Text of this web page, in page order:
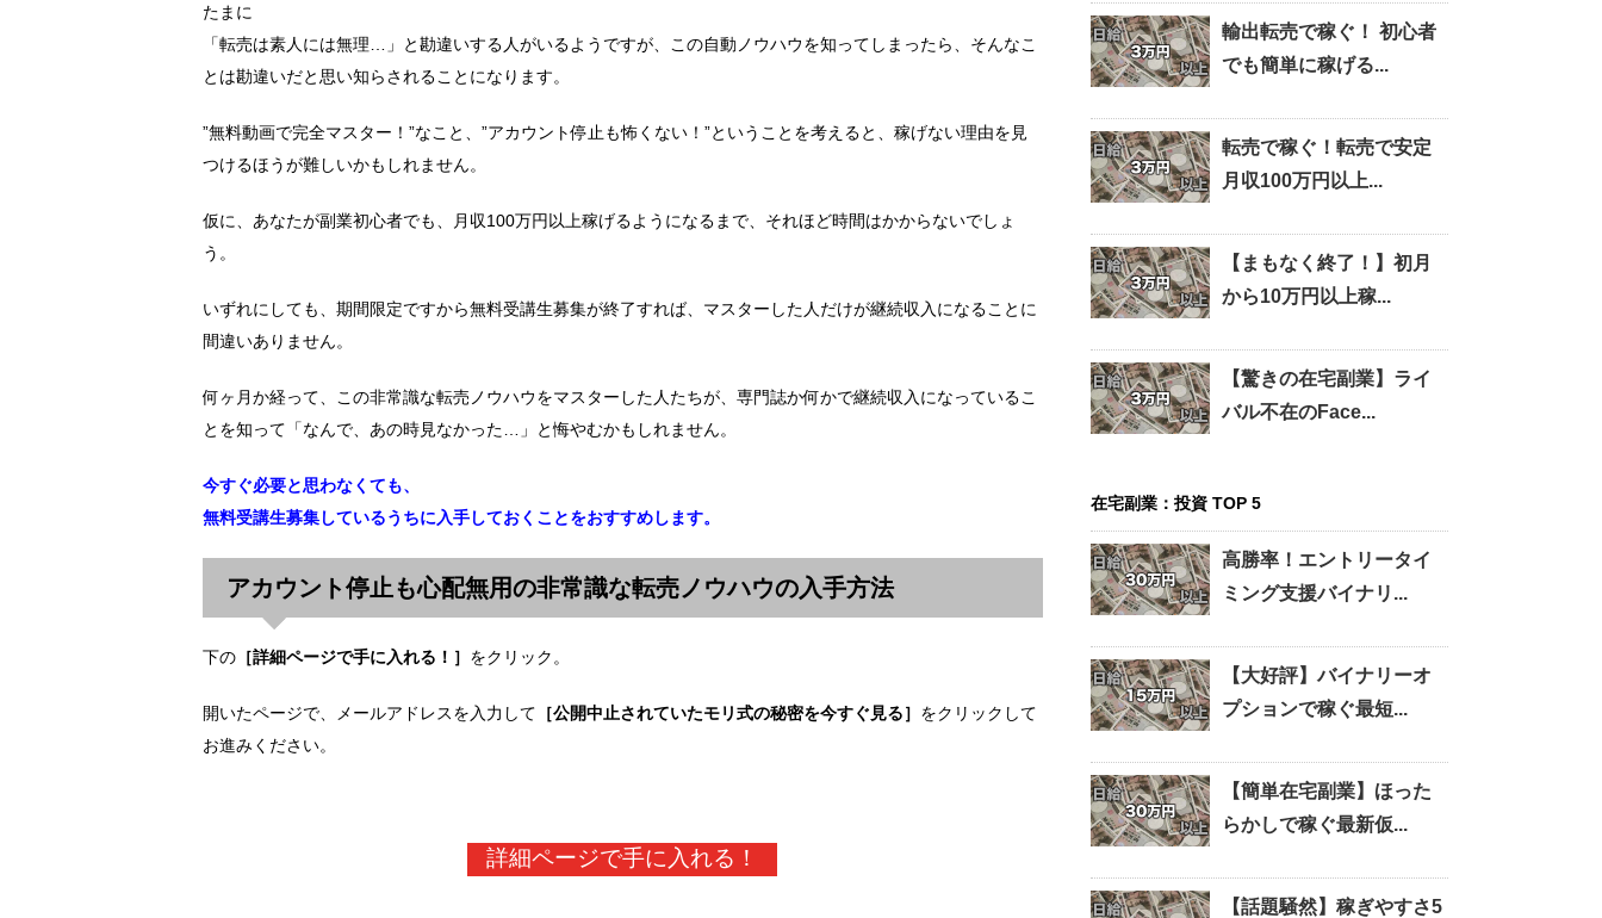
たまに
「転売は素人には無理…」と勘違いする人がいるようですが、この自動ノウハウを知ってしまったら、そんなこ
とは勘違いだと思い知らされることになります。
”無料動画で完全マスター！”なこと、”アカウント停止も怖くない！”ということを考えると、稼げない理由を見
つけるほうが難しいかもしれません。
仮に、あなたが副業初心者でも、月収100万円以上稼げるようになるまで、それほど時間はかからないでしょ
う。
いずれにしても、期間限定ですから無料受講生募集が終了すれば、マスターした人だけが継続収入になることに
間違いありません。
何ヶ月か経って、この非常識な転売ノウハウをマスターした人たちが、専門誌か何かで継続収入になっているこ
とを知って「なんで、あの時見なかった…」と悔やむかもしれません。
今すぐ必要と思わなくても、
無料受講生募集しているうちに入手しておくことをおすすめします。
アカウント停止も心配無用の非常識な転売ノウハウの入手方法
下の［詳細ページで手に入れる！］ をクリック。
開いたページで、メールアドレスを入力して ［公開中止されていたモリ式の秘密を今すぐ見る］ をクリックして
お進みください。
詳細ページで手に入れる！
輸出転売で稼ぐ！ 初心者
でも簡単に稼げる...
転売で稼ぐ！転売で安定
月収100万円以上...
【まもなく終了！】初月
から10万円以上稼...
【驚きの在宅副業】ライ
バル不在のFace...
在宅副業：投資 TOP 5
高勝率！エントリータイ
ミング支援バイナリ...
【大好評】バイナリーオ
プションで稼ぐ最短...
【簡単在宅副業】ほった
らかしで稼ぐ最新仮...
【話題騒然】稼ぎやすさ5